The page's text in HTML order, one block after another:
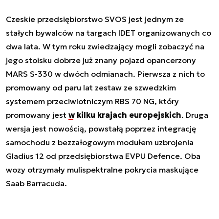
Czeskie przedsiębiorstwo SVOS jest jednym ze
stałych bywalców na targach IDET organizowanych co
dwa lata. W tym roku zwiedzający mogli zobaczyć na
jego stoisku dobrze już znany pojazd opancerzony
MARS S-330 w dwóch odmianach. Pierwsza z nich to
promowany od paru lat zestaw ze szwedzkim
systemem przeciwlotniczym RBS 70 NG, który
promowany jest w kilku krajach europejskich. Druga
wersja jest nowością, powstałą poprzez integrację
samochodu z bezzałogowym modułem uzbrojenia
Gladius 12 od przedsiębiorstwa EVPU Defence. Oba
wozy otrzymały mulispektralne pokrycia maskujące
Saab Barracuda.